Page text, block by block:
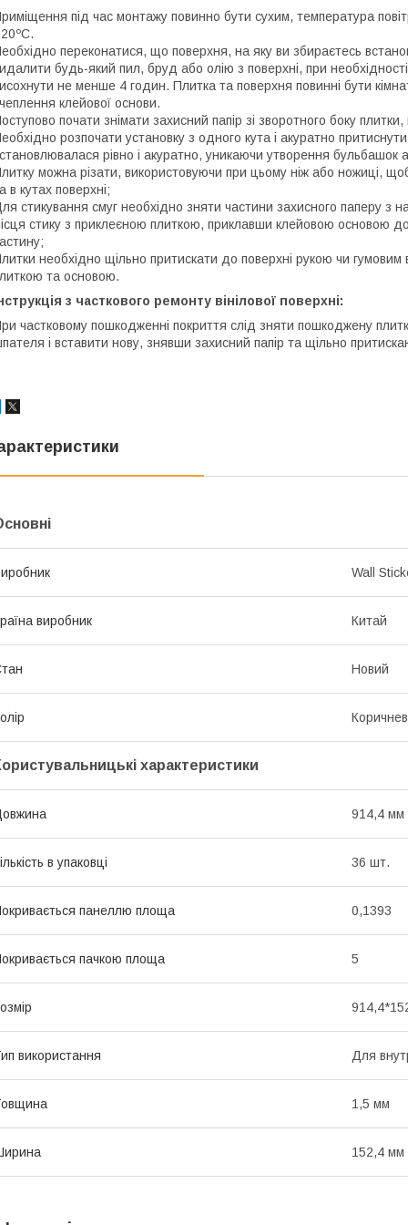
під час монтажу повинно бути сухим, температура
переконатися, що поверхня, на яку ви збираєтесь
будь-який пил, бруд або олію з поверхні, при
не менше 4 годин. Плитка та поверхня повинні бути
клейової основи.
почати знімати захисний папір зі зворотного боку
розпочати установку з одного кута і акуратно
рівно і акуратно, уникаючи утворення бульбашок
можна різати, використовуючи при цьому ніж або ножиці,
в кутах поверхні;
стикування смуг необхідно зняти частини захисного паперу з
стику з приклеєною плиткою, приклавши клейовою основою
необхідно щільно притискати до поверхні рукою чи
та основою.
з часткового ремонту вінілової поверхні:
частковому пошкодженні покриття слід зняти пошкоджену
і вставити нову, знявши захисний папір та щільно
Wall
виробник Китай
Новий
характеристики
914,4 мм
в упаковці 36 шт.
панеллю площа 0,1393
пачкою площа 5
використання Для
1,5 мм
152,4 мм